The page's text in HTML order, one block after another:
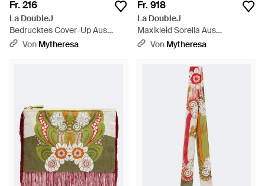
Fr. 216
La DoubleJ
Bedrucktes Cover-Up Aus
Baumwolle - Blau
Von Mytheresa
Fr. 918
La DoubleJ
Maxikleid Sorella Aus
Seidentwill - Blau
Von Mytheresa